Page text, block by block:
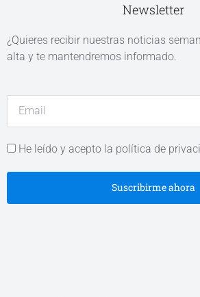
Newsletter
¿Quieres recibir nuestras noticias
alta y te mantendremos informado.
He leído y acepto la política de
Suscribirme ahora